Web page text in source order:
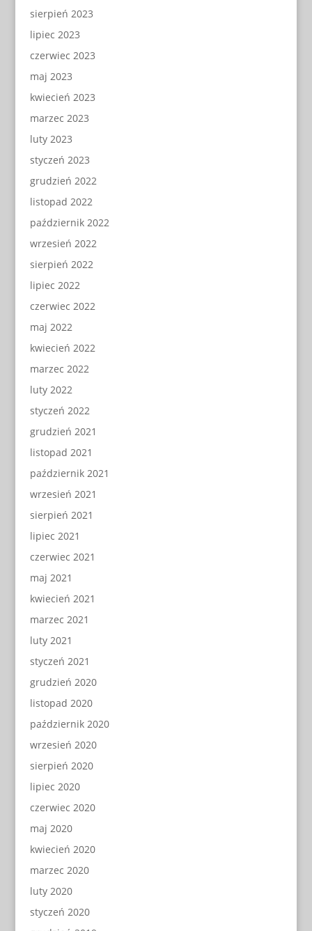
sierpień 2023
lipiec 2023
czerwiec 2023
maj 2023
kwiecień 2023
marzec 2023
luty 2023
styczeń 2023
grudzień 2022
listopad 2022
październik 2022
wrzesień 2022
sierpień 2022
lipiec 2022
czerwiec 2022
maj 2022
kwiecień 2022
marzec 2022
luty 2022
styczeń 2022
grudzień 2021
listopad 2021
październik 2021
wrzesień 2021
sierpień 2021
lipiec 2021
czerwiec 2021
maj 2021
kwiecień 2021
marzec 2021
luty 2021
styczeń 2021
grudzień 2020
listopad 2020
październik 2020
wrzesień 2020
sierpień 2020
lipiec 2020
czerwiec 2020
maj 2020
kwiecień 2020
marzec 2020
luty 2020
styczeń 2020